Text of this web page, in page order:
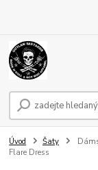
Úvod Šaty
Flare Dress